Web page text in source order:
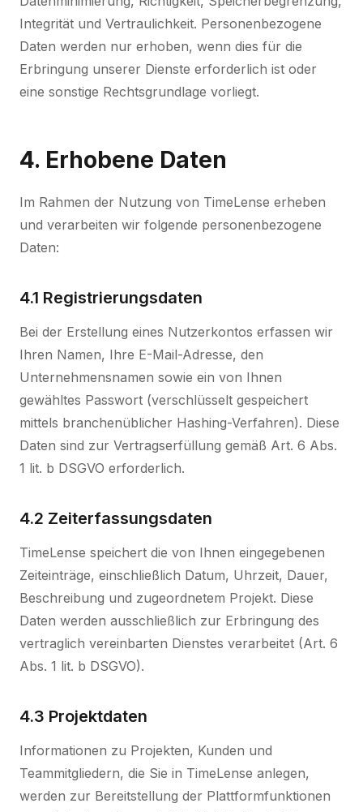
Integrität und Vertraulichkeit. Personenbezogene
Daten werden nur erhoben, wenn dies für die
Erbringung unserer Dienste erforderlich ist oder
eine sonstige Rechtsgrundlage vorliegt.
4. Erhobene Daten
Im Rahmen der Nutzung von TimeLense erheben
und verarbeiten wir folgende personenbezogene
Daten:
4.1 Registrierungsdaten
Bei der Erstellung eines Nutzerkontos erfassen wir
Ihren Namen, Ihre E-Mail-Adresse, den
Unternehmensnamen sowie ein von Ihnen
gewähltes Passwort (verschlüsselt gespeichert
mittels branchenüblicher Hashing-Verfahren). Diese
Daten sind zur Vertragserfüllung gemäß Art. 6 Abs.
1 lit. b DSGVO erforderlich.
4.2 Zeiterfassungsdaten
TimeLense speichert die von Ihnen eingegebenen
Zeiteinträge, einschließlich Datum, Uhrzeit, Dauer,
Beschreibung und zugeordnetem Projekt. Diese
Daten werden ausschließlich zur Erbringung des
vertraglich vereinbarten Dienstes verarbeitet (Art. 6
Abs. 1 lit. b DSGVO).
4.3 Projektdaten
Informationen zu Projekten, Kunden und
Teammitgliedern, die Sie in TimeLense anlegen,
werden zur Bereitstellung der Plattformfunktionen